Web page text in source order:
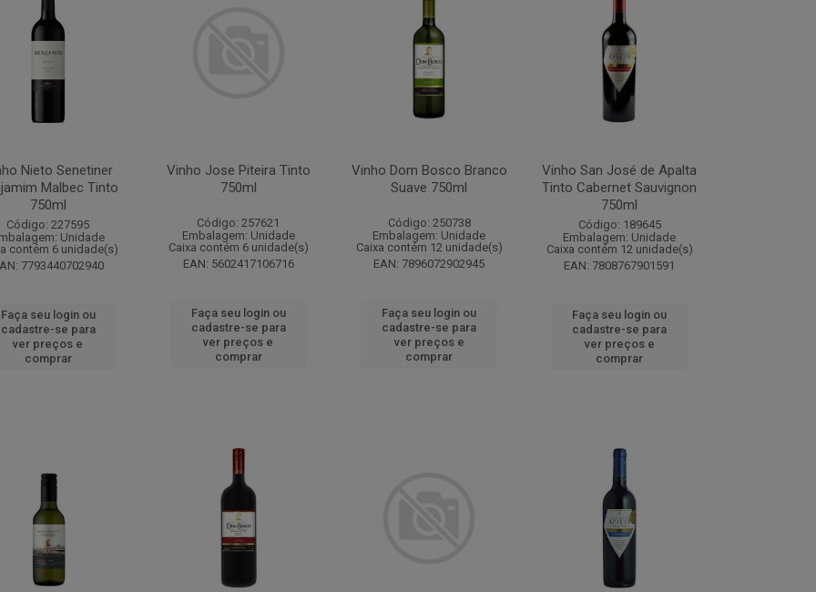
Nieto Senetiner
Malbec Tinto
750ml
Código: 227595
Unidade
contém 6 unidade(s)
7793440702940
Faça seu login ou
cadastre-se para
ver preços e
comprar
Vinho Jose Piteira Tinto
750ml
Código: 257621
Embalagem: Unidade
Caixa contém 6 unidade(s)
EAN: 5602417106716
Faça seu login ou
cadastre-se para
ver preços e
comprar
Vinho Dom Bosco Branco
Suave 750ml
Código: 250738
Embalagem: Unidade
Caixa contém 12 unidade(s)
EAN: 7896072902945
Faça seu login ou
cadastre-se para
ver preços e
comprar
Vinho San José de Apalta
Tinto Cabernet Sauvignon
750ml
Código: 189645
Embalagem: Unidade
Caixa contém 12 unidade(s)
EAN: 7808767901591
Faça seu login ou
cadastre-se para
ver preços e
comprar